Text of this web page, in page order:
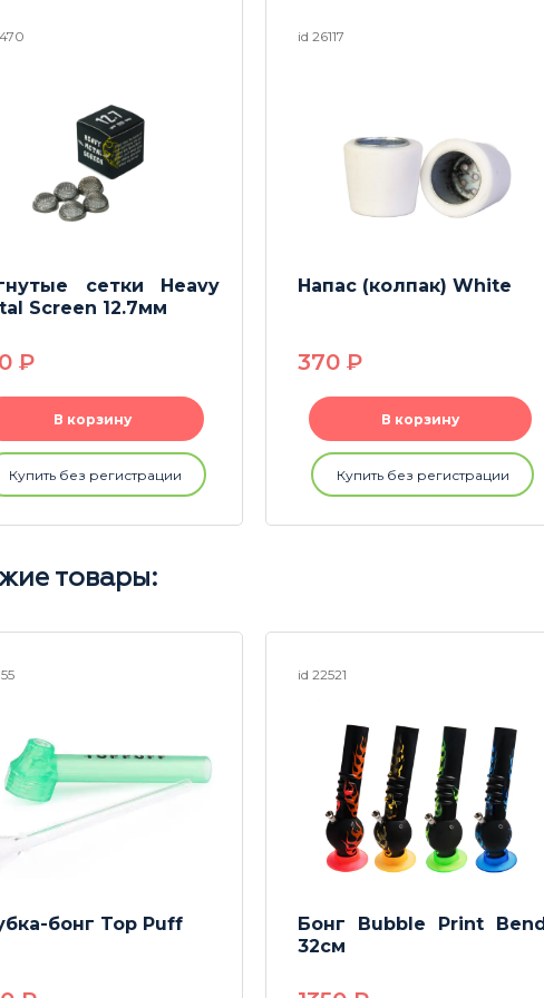
сетки Heavy
Screen 12.7мм
P
В корзину
Купить без регистрации
id 26117
Напас (колпак) White
370 P
В корзину
Купить без регистрации
товары:
бонг Top Puff
id 22521
Бонг Bubble Print Bend
32см